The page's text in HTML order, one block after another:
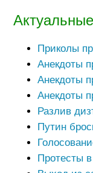
Приколы
Анекдоты
Анекдоты
Анекдоты
Разлив
Путин
Протесты